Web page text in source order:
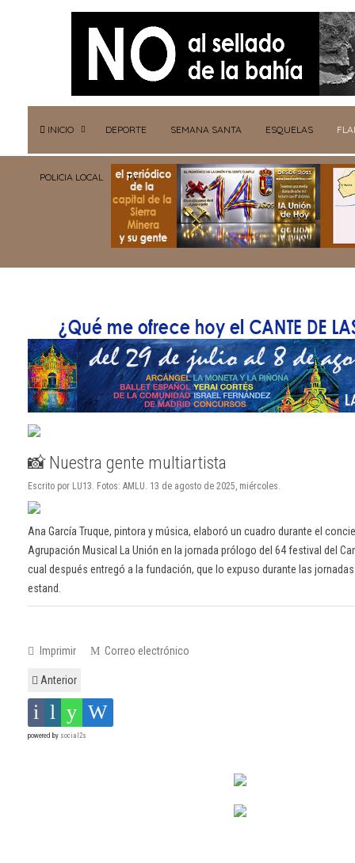
INICIO DEPORTE SEMANA SANTA ESQUELAS
POLICIA LOCAL TV
📸 Nuestra gente multiartista
Escrito por LU13. Fotos: AMLU. 13 de agosto de 2025, miércoles.
Ana García Truque, pintora y música, elaboró un cuadro durante el
Agrupación Musical La Unión en la jornada prólogo del 64 festival del
cual después entregó a la fundación, que lo expuso durante las
estand.
Imprimir Correo electrónico
Anterior
powered by social2s